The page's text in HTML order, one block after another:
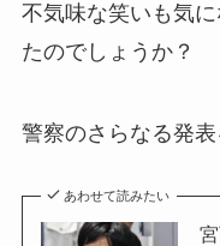
不気味な笑いも気
たのでしょうか？
警察のさらなる発表
あわせて読みたい